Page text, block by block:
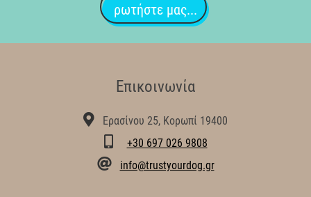
ρωτήστε μας...
Επικοινωνία
Ερασίνου 25, Κορωπί 19400
+30 697 026 9808
info@trustyourdog.gr